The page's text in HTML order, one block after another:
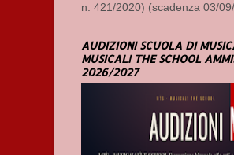
n. 421/2020) (scadenza 03/
AUDIZIONI SCUOLA DI
MUSICAL! THE SCHOOL
2026/2027